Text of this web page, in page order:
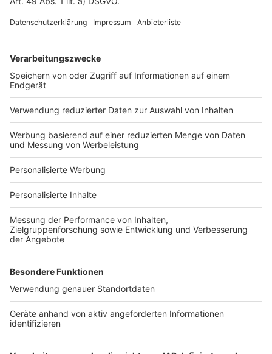
Services
Bauprojekt-Quiz
Häuser-Suche
Hausanbieter-Suche
Bauprojekt-Profil
Für Unternehmen
Ihre Baufirma auf bauen.de
Kostenloses Infogespräch